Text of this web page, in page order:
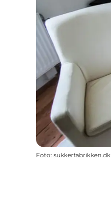
Foto: sukkerfabrikken.dk